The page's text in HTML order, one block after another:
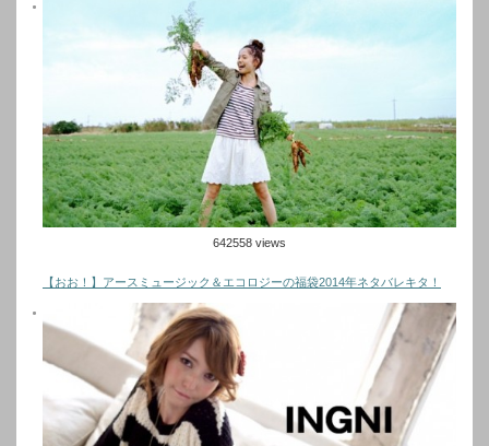
642558 views
【おお！】アースミュージック＆エコロジーの福袋2014年ネタバレキタ！